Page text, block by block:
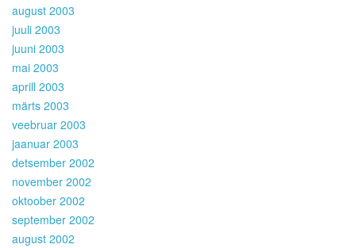
august 2003
juuli 2003
juuni 2003
mai 2003
aprill 2003
märts 2003
veebruar 2003
jaanuar 2003
detsember 2002
november 2002
oktoober 2002
september 2002
august 2002